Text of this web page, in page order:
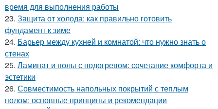
время для выполнения работы
23. Защита от холода: как правильно готовить
фундамент к зиме
24. Барьер между кухней и комнатой: что нужно знать о
стенах
25. Ламинат и полы с подогревом: сочетание комфорта и
эстетики
26. Совместимость напольных покрытий с теплым
полом: основные принципы и рекомендации